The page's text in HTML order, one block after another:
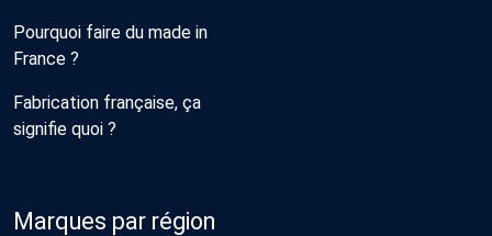
Pourquoi faire du made in
France ?
Fabrication française, ça
signifie quoi ?
Marques par région